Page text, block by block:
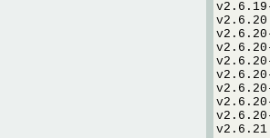
v2.6.20
v2.6.21